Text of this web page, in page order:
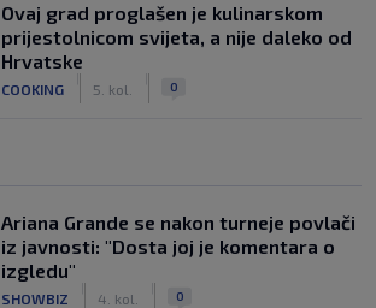
Ovaj grad proglašen je kulinarskom
prijestolnicom svijeta, a nije daleko od
Hrvatske
COOKING 5. kol. 0
Ariana Grande se nakon turneje povlači
iz javnosti: "Dosta joj je komentara o
izgledu"
SHOWBIZ 4. kol. 0